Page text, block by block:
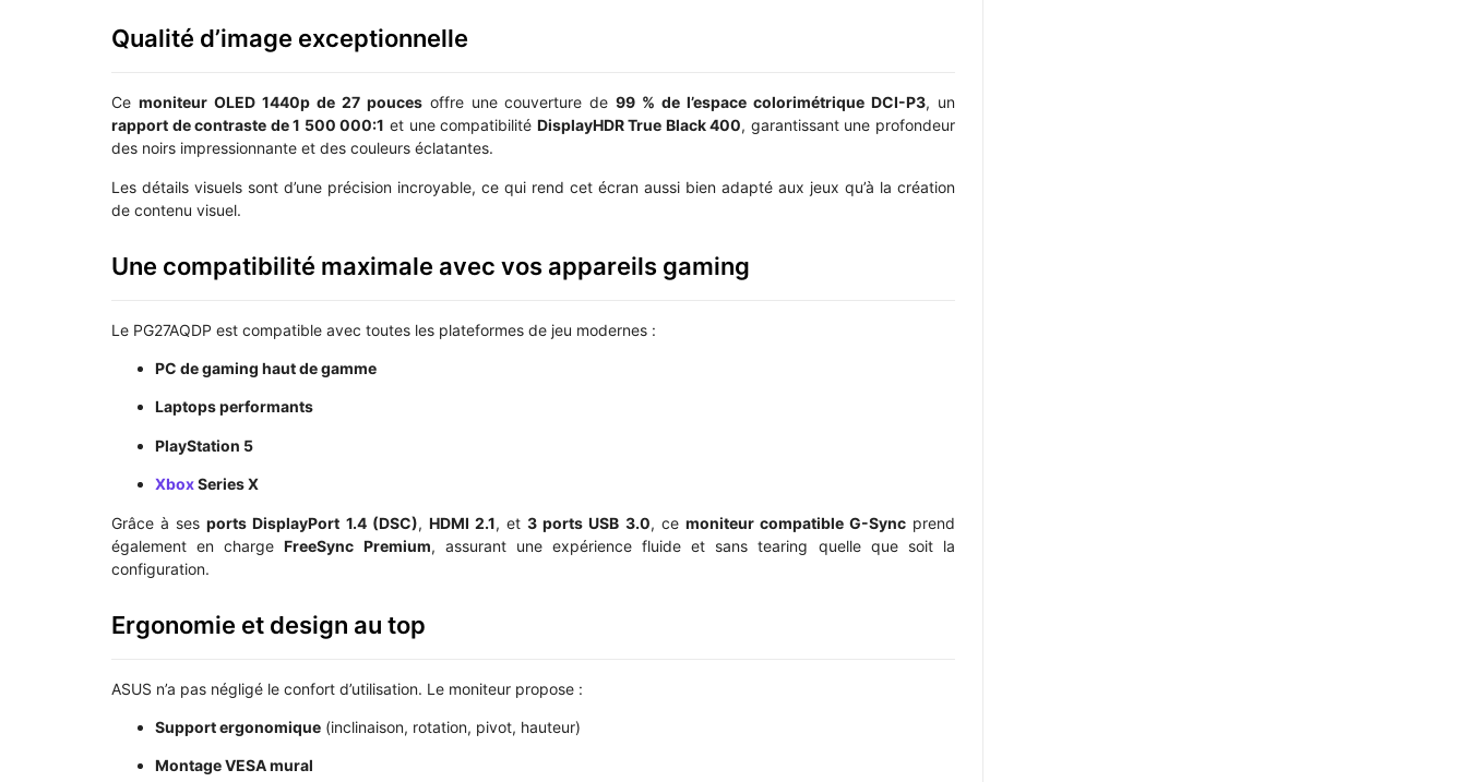
Qualité d’image exceptionnelle
Ce moniteur OLED 1440p de 27 poucesoffre une couverture de99 % de l’espace colorimétrique DCI-P3, un
rapport de contraste de 1 500 000:1 et une compatibilité DisplayHDR True Black 400, garantissant une profondeur
des noirs impressionnante et des couleurs éclatantes.
Les détails visuels sont d’une précision incroyable, ce qui rend cet écran aussi bien adapté aux jeux qu’à la création
de contenu visuel.
Une compatibilité maximale avec vos appareils gaming
Le PG27AQDP est compatible avec toutes les plateformes de jeu modernes :
PC de gaming haut de gamme
Laptops performants
PlayStation 5
XboxSeries X
Grâce à sesports DisplayPort 1.4 (DSC), HDMI 2.1, et3 ports USB 3.0, ce moniteur compatible G-Syncprend
également en chargeFreeSync Premium, assurant une expérience fluide et sans tearing quelle que soit la
configuration.
Ergonomie et design au top
ASUS n’a pas négligé le confort d’utilisation. Le moniteur propose :
Support ergonomique (inclinaison, rotation, pivot, hauteur)
Montage VESA mural